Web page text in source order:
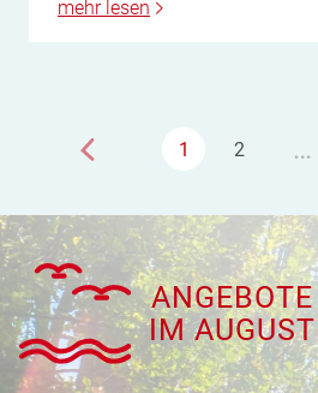
mehr lesen
1 2 …
ANGEBOTE
IM AUGUST